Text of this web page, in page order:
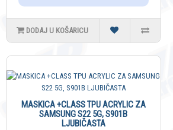
DODAJ U KOŠARICU
MASKICA +CLASS TPU ACRYLIC ZA
SAMSUNG S22 5G, S901B
LJUBIČASTA